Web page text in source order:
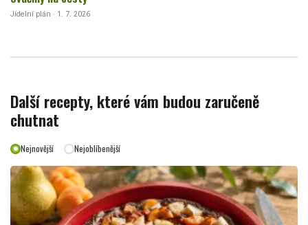
Jídelní plán · 1. 7. 2026
Další recepty, které vám budou zaručeně
chutnat
Nejnovější Nejoblíbenější